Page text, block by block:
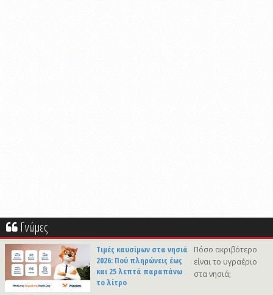
Γνώμες
Τιμές καυσίμων στα νησιά
2026: Πού πληρώνεις έως
και 25 λεπτά παραπάνω
το λίτρο
Πόσο ακριβότερο
είναι το υγραέριο
στα νησιά;